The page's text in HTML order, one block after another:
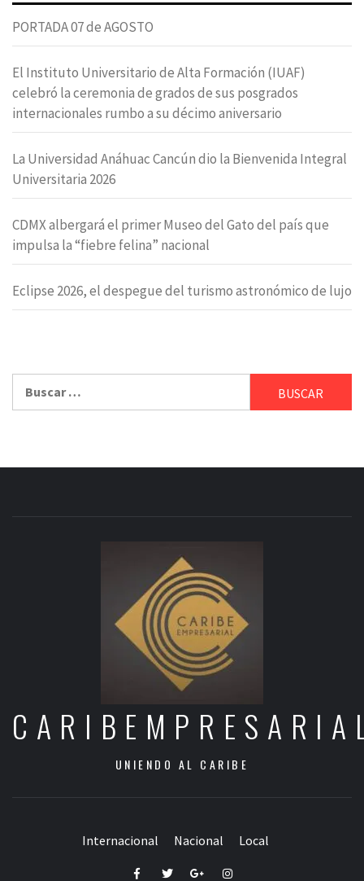
PORTADA 07 de AGOSTO
El Instituto Universitario de Alta Formación (IUAF)
celebró la ceremonia de grados de sus posgrados
internacionales rumbo a su décimo aniversario
La Universidad Anáhuac Cancún dio la Bienvenida Integral
Universitaria 2026
CDMX albergará el primer Museo del Gato del país que
impulsa la “fiebre felina” nacional
Eclipse 2026, el despegue del turismo astronómico de lujo
UNIENDO AL CARIBE
Internacional Nacional Local
FacebookTwitterGoogle+Instagram